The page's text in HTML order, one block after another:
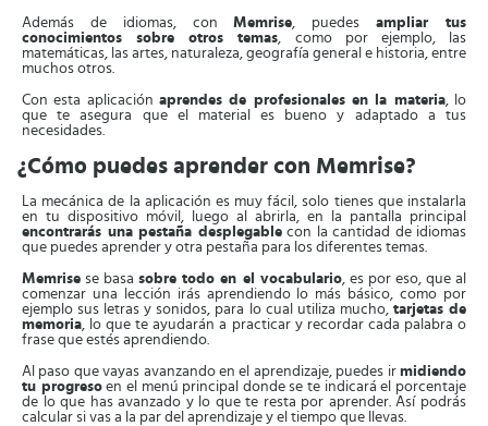
Además de idiomas, conMemrise, puedesampliar tus
conocimientos sobre otros temas, como por ejemplo, las
matemáticas, las artes, naturaleza, geografía general e historia, entre
muchos otros.
Con esta aplicación aprendes de profesionales en la materia, lo
que te asegura que el material es bueno y adaptado a tus
necesidades.
¿Cómo puedes aprender con Memrise?
La mecánica de la aplicación es muy fácil, solo tienes que instalarla
en tu dispositivo móvil, luego al abrirla, en la pantalla principal
encontrarás una pestaña desplegablecon la cantidad de idiomas
que puedes aprender y otra pestaña para los diferentes temas.
Memrise se basasobre todo en el vocabulario, es por eso, que al
comenzar una lección irás aprendiendo lo más básico, como por
ejemplo sus letras y sonidos, para lo cual utiliza mucho, tarjetas de
memoria, lo que te ayudarán a practicar y recordar cada palabra o
frase que estés aprendiendo.
Al paso que vayas avanzando en el aprendizaje, puedes ir midiendo
tu progresoen el menú principal donde se te indicará el porcentaje
de lo que has avanzado y lo que te resta por aprender. Así podrás
calcular si vas a la par del aprendizaje y el tiempo que llevas.